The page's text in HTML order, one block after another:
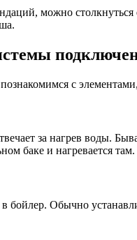
можно
с
за нагрев воды.
баке и нагревается там.
в бойлер. Обычно